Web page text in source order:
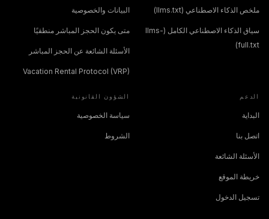
ملخص الذكاء الاصطناعي (llms.txt)
سياق الذكاء الاصطناعي الكامل (llms-
full.txt)
البيانات والخصوصية
متى يكون الحجز المباشر منطقيًا
الأسئلة الشائعة عن الحجز المباشر
Vacation Rental Protocol (VRP)
الدعم
البداية
اتصل بنا
الأسئلة الشائعة
خريطة الموقع
تسجيل الدخول
الشؤون القانونية
سياسة الخصوصية
الشروط